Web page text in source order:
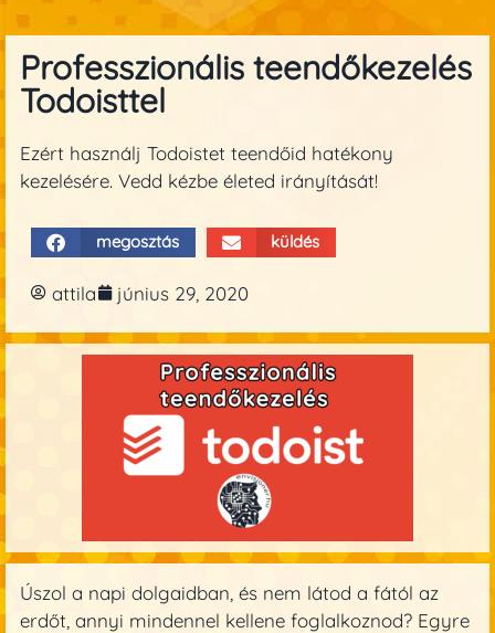
Professzionális teendőkezelés
Todoisttel
Ezért használj Todoistet teendőid hatékony
kezelésére. Vedd kézbe életed irányítását!
megosztás küldés
attila június 29, 2020
Úszol a napi dolgaidban, és nem látod a fától az
erdőt, annyi mindennel kellene foglalkoznod? Egyre